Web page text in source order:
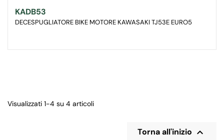
KADB53
DECESPUGLIATORE BIKE MOTORE KAWASAKI TJ53E EURO5
Visualizzati 1-4 su 4 articoli
Torna all'inizio 